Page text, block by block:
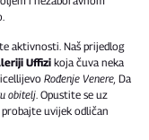
aktivnosti. Naš prijedlog
Uffizi koja čuva neka
Rođenje Venere, Da
obitelj . Opustite se uz
uvijek odličan